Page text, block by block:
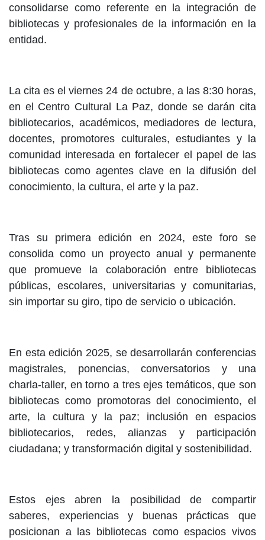
consolidarse como referente en la integración de
bibliotecas y profesionales de la información en la
entidad.
La cita es el viernes 24 de octubre, a las 8:30 horas,
en el Centro Cultural La Paz, donde se darán cita
bibliotecarios, académicos, mediadores de lectura,
docentes, promotores culturales, estudiantes y la
comunidad interesada en fortalecer el papel de las
bibliotecas como agentes clave en la difusión del
conocimiento, la cultura, el arte y la paz.
Tras su primera edición en 2024, este foro se
consolida como un proyecto anual y permanente
que promueve la colaboración entre bibliotecas
públicas, escolares, universitarias y comunitarias,
sin importar su giro, tipo de servicio o ubicación.
En esta edición 2025, se desarrollarán conferencias
magistrales, ponencias, conversatorios y una
charla-taller, en torno a tres ejes temáticos, que son
bibliotecas como promotoras del conocimiento, el
arte, la cultura y la paz; inclusión en espacios
bibliotecarios, redes, alianzas y participación
ciudadana; y transformación digital y sostenibilidad.
Estos ejes abren la posibilidad de compartir
saberes, experiencias y buenas prácticas que
posicionan a las bibliotecas como espacios vivos